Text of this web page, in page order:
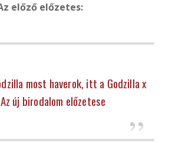
előző előzetes:
most haverok, itt a Godzilla x
új birodalom előzetese